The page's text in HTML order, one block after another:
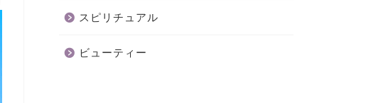
スピリチュアル
ビューティー